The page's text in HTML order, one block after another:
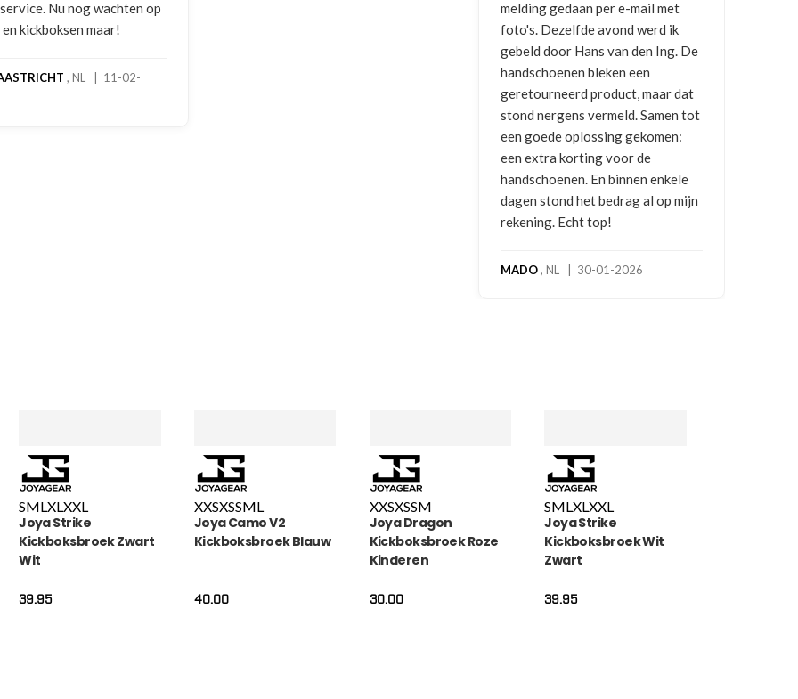
SMLXLXXL
Joya Strike
Kickboksbroek Zwart
Wit
39.95
XXSXSSML
Joya Camo V2
Kickboksbroek Blauw
40.00
XXSXSSM
Joya Dragon
Kickboksbroek Roze
Kinderen
30.00
SMLXLXXL
Joya Strike
Kickboksbroek Wit
Zwart
39.95